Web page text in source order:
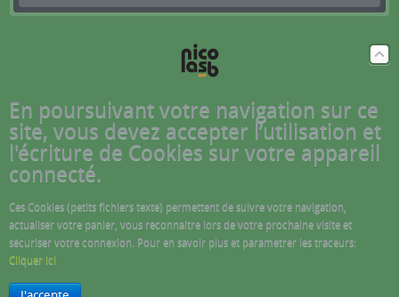
En poursuivant votre navigation sur ce
site, vous devez accepter l’utilisation et
l'écriture de Cookies sur votre appareil
connecté.
Ces Cookies (petits fichiers texte) permettent de suivre votre navigation,
actualiser votre panier, vous reconnaitre lors de votre prochaine visite et
sécuriser votre connexion. Pour en savoir plus et paramétrer les traceurs:
Cliquer ici